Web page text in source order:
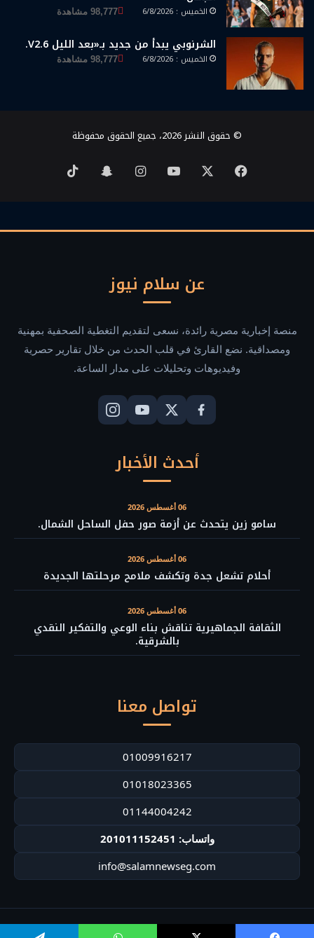
الخميس : 6/8/2026 98,777 مشاهدة
الشرنوبي يبدأ من جديد بـ«بعد الليل V2.6.
الخميس : 6/8/2026 98,777 مشاهدة
© حقوق النشر 2026، جميع الحقوق محفوظة
فيسبوك ‫YouTubeانستقرامسناب
عن سلام نيوز
منصة إخبارية مصرية رائدة، نسعى لتقديم التغطية الصحفية بمهنية
ومصداقية. نضع القارئ في قلب الحدث من خلال تقارير حصرية
وفيديوهات وتحليلات على مدار الساعة.
أحدث الأخبار
06 أغسطس 2026
سامو زين يتحدث عن أزمة صور حفل الساحل الشمال.
06 أغسطس 2026
أحلام تشعل جدة وتكشف ملامح مرحلتها الجديدة
06 أغسطس 2026
الثقافة الجماهيرية تناقش بناء الوعي والتفكير النقدي
بالشرقية.
تواصل معنا
01009916217
01018023365
01144004242
واتساب: 201011152451
info@salamnewseg.com